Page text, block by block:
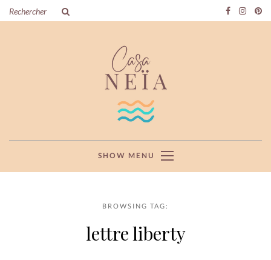
SHOW MENU
BROWSING TAG:
lettre liberty